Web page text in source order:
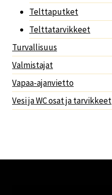
Telttaputket
Telttatarvikkeet
Turvallisuus
Valmistajat
Vapaa-ajanvietto
Vesi ja WC osat ja tarvikkeet